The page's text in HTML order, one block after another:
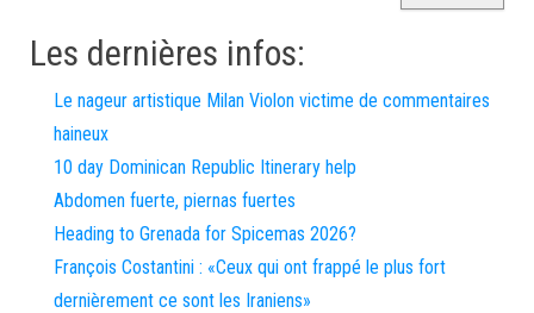
Les dernières infos:
Le nageur artistique Milan Violon victime de commentaires
haineux
10 day Dominican Republic Itinerary help
Abdomen fuerte, piernas fuertes
Heading to Grenada for Spicemas 2026?
François Costantini : «Ceux qui ont frappé le plus fort
dernièrement ce sont les Iraniens»